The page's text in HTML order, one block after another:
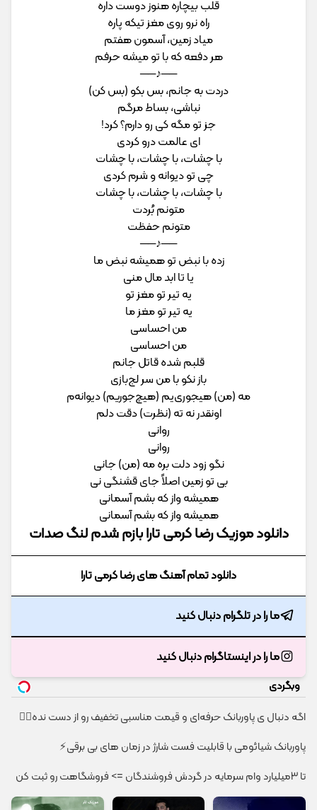
قلب بیچاره هنوز دوست داره
راه نرو روی مغز تیکه پاره
میاد زمین، آسمون هفتم
هر دفعه که با تو میشه حرفم
──♪──
دردت به جانم، بس بکو (بس کن)
نباشی، بساط مرگم
جز تو مگه کی رو دارم؟ کرد!
ای عالمت درو کردی
با چشات، با چشات، با چشات
چی تو دیوانه و شرم کردی
با چشات، با چشات، با چشات
متونم بُردت
متونم حفظت
──♪──
زده با نبض تو همیشه نبض ما
یا تا ابد مال منی
یه تیر تو مغز تو
یه تیر تو مغز ما
من احساسی
من احساسی
قلبم شده قاتل جانم
باز نکو با من سر لج‌بازی
مه (من) هیجوری‌یم (هیچ‌جوریم) دیوانه‌م
اونقدر نه ته (نظرت) دقت دلم
روانی
روانی
نگو زود دلت بره مه (من) جانی
بی تو زمین اصلاً جای قشنگی نی
همیشه واز که بشم آسمانی
همیشه واز که بشم آسمانی
دانلود موزیک رضا کرمی تارا بازم شدم لنگ صدات
دانلود تمام آهنگ های رضا کرمی تارا
ما را در تلگرام دنبال کنید
ما را در اینستاگرام دنبال کنید
وبگردی
اگه دنبال ی پاوربانک حرفه‌ای و قیمت مناسبی تخفیف رو از دست نده👌🏻
پاوربانک شیائومی با قابلیت فست شارژ در زمان های بی برقی⚡
تا 3میلیارد وام سرمایه در گردش فروشندگان => فروشگاهت رو ثبت کن